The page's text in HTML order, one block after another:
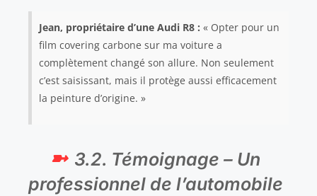
Jean, propriétaire d’une Audi R8 : « Opter pour un
film covering carbone sur ma voiture a
complètement changé son allure. Non seulement
c’est saisissant, mais il protège aussi efficacement
la peinture d’origine. »
3.2. Témoignage – Un
professionnel de l’automobile